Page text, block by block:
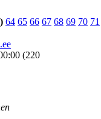
64 65 66 67 68 69 70 71
(220